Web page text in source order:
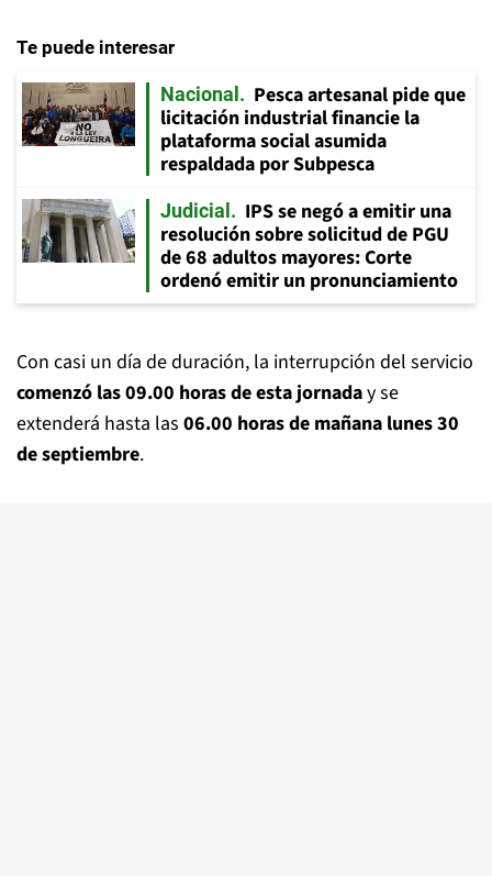
Te puede interesar
Nacional
Pesca artesanal pide que
licitación industrial financie la
plataforma social asumida
respaldada por Subpesca
Judicial
IPS se negó a emitir una
resolución sobre solicitud de PGU
de 68 adultos mayores: Corte
ordenó emitir un pronunciamiento
Con casi un día de duración, la interrupción del servicio
comenzó las 09.00 horas de esta jornaday se
extenderá hasta las 06.00 horas de mañana lunes 30
de septiembre.